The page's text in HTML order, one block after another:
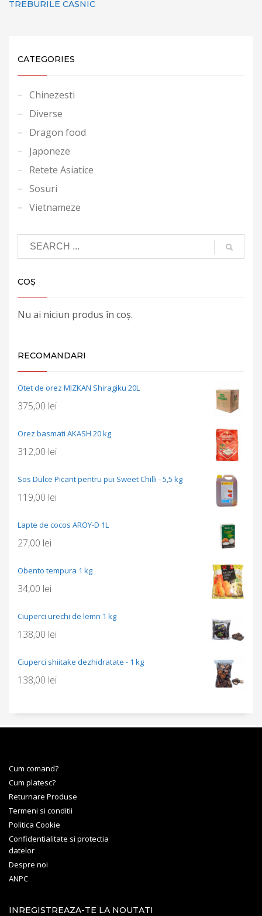
TREBURILE CASNIC
CATEGORIES
Chinezesti
Diverse
Dragon food
Japoneze
Retete Asiatice
Sosuri
Vietnameze
COȘ
Nu ai niciun produs în coș.
RECOMANDARI
Otet de orez MIZKAN Shiragiku 20L
375,00 lei
Orez basmati AKASH 20 kg
312,00 lei
Sos Dulce Picant pentru pui Sweet Chilli - 5,5 kg
119,00 lei
Lapte de cocos AROY-D 1L
27,00 lei
Obento tempura 1 kg
34,00 lei
Ciuperci urechi de lemn 1 kg
138,00 lei
Ciuperci shiitake dezhidratate - 1 kg
138,00 lei
Cum comand?
Cum platesc?
Returnare Produse
Termeni si conditii
Politica Cookie
Confidentialitate si protectia
datelor
Despre noi
ANPC
INREGISTREAZA-TE LA NOUTATI